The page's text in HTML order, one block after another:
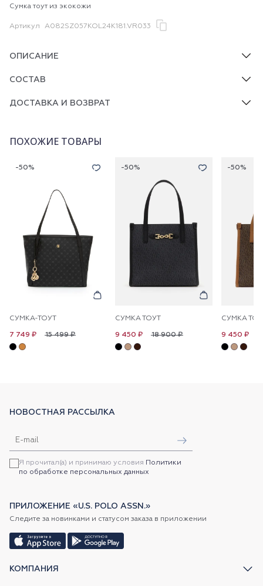
Сумка тоут из экокожи
Артикул A082SZ057KOL24K181.VR033
ОПИСАНИЕ
СОСТАВ
ДОСТАВКА И ВОЗВРАТ
ПОХОЖИЕ ТОВАРЫ
-50%
СУМКА-ТОУТ
15 499 ₽
7 749 ₽
-50%
СУМКА ТОУТ
18 900 ₽
9 450 ₽
-50%
СУМКА
9 450 ₽
КОМПАНИЯ
НОВОСТНАЯ РАССЫЛКА
Я прочитал(а) и принимаю условия Политики
по обработке персональных данных
ПРИЛОЖЕНИЕ «U.S. POLO ASSN.»
Следите за новинками и статусом заказа в приложении